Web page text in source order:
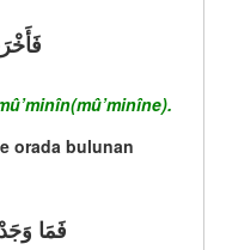
orada bulunan
فَمَا